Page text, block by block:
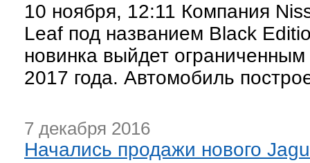
10 ноября, 12:11 Компания
Leaf под названием Black
новинка выйдет
2017 года. Автомобиль
7 декабря 2016
Начались продажи нового